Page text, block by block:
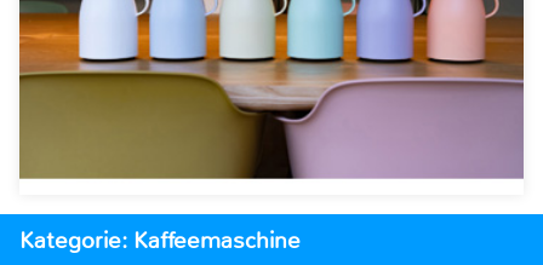
Kategorie: Kaffeemaschine